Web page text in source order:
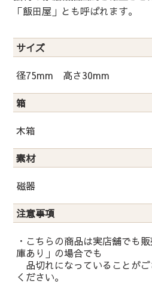
「飯田屋」とも呼ばれます。
サイズ
径75mm 高さ30mm
箱
木箱
素材
磁器
注意事項
・こちらの商品は実店舗でも
庫あり」の場合でも
品切れになっていることが
ください。